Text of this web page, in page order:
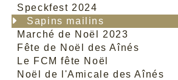
Speckfest 2024
Sapins mailins
Marché de Noël 2023
Fête de Noël des Aînés
Le FCM fête Noël
Noël de l'Amicale des Aînés